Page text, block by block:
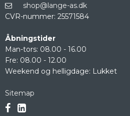
shop@lange-as.dk
CVR-nummer: 25571584
Åbningstider
Man-tors: 08.00 - 16.00
Fre: 08.00 - 12.00
Weekend og helligdage: Lukket
Sitemap